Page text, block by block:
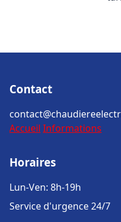
Contact
Accueil Informations
Horaires
Lun-Ven: 8h-19h
Service d'urgence 24/7